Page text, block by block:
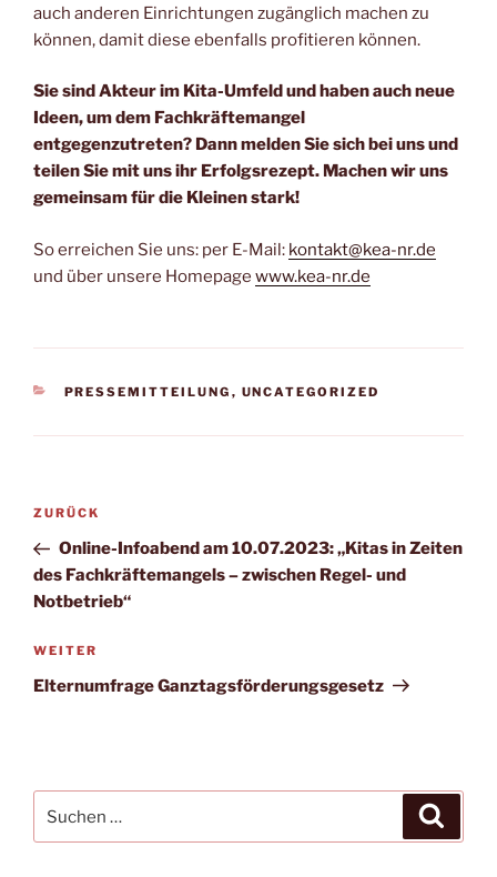
auch anderen Einrichtungen zugänglich machen zu
können, damit diese ebenfalls profitieren können.
Sie sind Akteur im Kita-Umfeld und haben auch neue
Ideen, um dem Fachkräftemangel
entgegenzutreten? Dann melden Sie sich bei uns und
teilen Sie mit uns ihr Erfolgsrezept. Machen wir uns
gemeinsam für die Kleinen stark!
So erreichen Sie uns: per E-Mail: kontakt@kea-nr.de
und über unsere Homepage www.kea-nr.de
KATEGORIEN
PRESSEMITTEILUNG , UNCATEGORIZED
Beitrags-
Vorheriger
Beitrag
ZURÜCK
Online-Infoabend am 10.07.2023: „Kitas in Zeiten
des Fachkräftemangels – zwischen Regel- und
Notbetrieb“
Nächster
Beitrag
WEITER
Elternumfrage Ganztagsförderungsgesetz
nach: